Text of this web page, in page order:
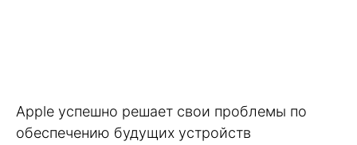
Apple успешно решает свои проблемы по
обеспечению будущих устройств